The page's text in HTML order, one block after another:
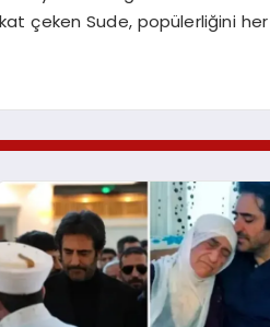
çeken Sude, popülerliğini her